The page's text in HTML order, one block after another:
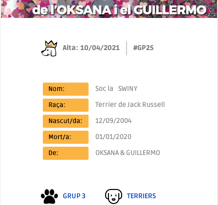
Alta: 10/04/2021 #GP25
Soc la
SWINY
Terrier de Jack Russell
12/09/2004
01/01/2020
OKSANA & GUILLERMO
GRUP 3 TERRIERS